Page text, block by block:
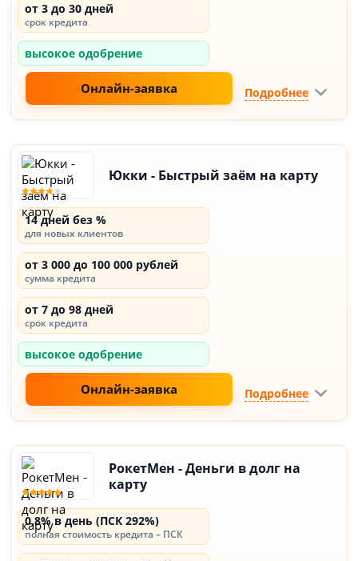
от 3 до 30 дней
срок кредита
высокое одобрение
Онлайн-заявка Подробнее
Юкки - Быстрый заём на карту
14 дней без %
для новых клиентов
от 3 000 до 100 000 рублей
сумма кредита
от 7 до 98 дней
срок кредита
высокое одобрение
Онлайн-заявка Подробнее
РокетМен - Деньги в долг на
карту
0,8% в день (ПСК 292%)
полная стоимость кредита – ПСК